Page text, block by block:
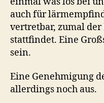
auch für
vertretbar, zumal
stattfindet. Eine
sein.
Eine Genehmigung
allerdings noch aus.